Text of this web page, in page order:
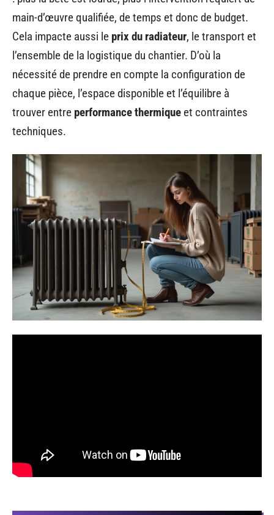
main-d’œuvre qualifiée, de temps et donc de budget.
Cela impacte aussi le prix du radiateur, le transport et
l’ensemble de la logistique du chantier. D’où la
nécessité de prendre en compte la configuration de
chaque pièce, l’espace disponible et l’équilibre à
trouver entre performance thermique et contraintes
techniques.